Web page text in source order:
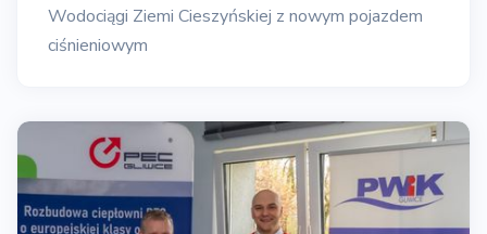
Wodociągi Ziemi Cieszyńskiej z nowym pojazdem
ciśnieniowym